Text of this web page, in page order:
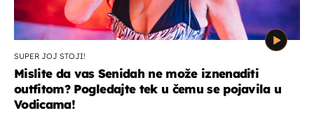
SUPER JOJ STOJI!
Mislite da vas Senidah ne može iznenaditi
outfitom? Pogledajte tek u čemu se pojavila u
Vodicama!